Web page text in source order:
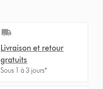
Livraison et retour
gratuits
Sous 1 à 3 jours*